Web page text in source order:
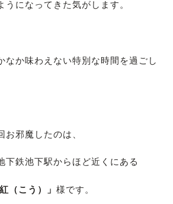
うになってきた気がします。
なか味わえない特別な時間を過ごし
お邪魔したのは、
下鉄池下駅からほど近くにある
（こう）」様です。